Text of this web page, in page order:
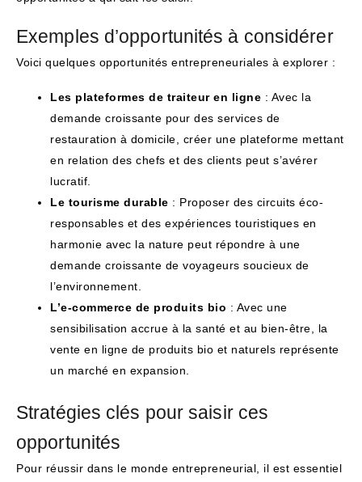
Exemples d’opportunités à considérer
Voici quelques opportunités entrepreneuriales à explorer :
Les plateformes de traiteur en ligne : Avec la
demande croissante pour des services de
restauration à domicile, créer une plateforme mettant
en relation des chefs et des clients peut s’avérer
lucratif.
Le tourisme durable : Proposer des circuits éco-
responsables et des expériences touristiques en
harmonie avec la nature peut répondre à une
demande croissante de voyageurs soucieux de
l’environnement.
L’e-commerce de produits bio : Avec une
sensibilisation accrue à la santé et au bien-être, la
vente en ligne de produits bio et naturels représente
un marché en expansion.
Stratégies clés pour saisir ces
opportunités
Pour réussir dans le monde entrepreneurial, il est essentiel